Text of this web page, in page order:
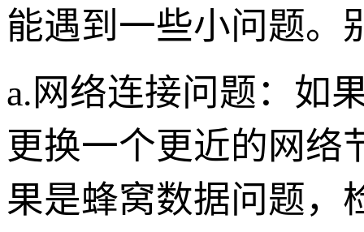
能遇到一些小问题。
a.网络连接问题：如
更换一个更近的网络
果是蜂窝数据问题，